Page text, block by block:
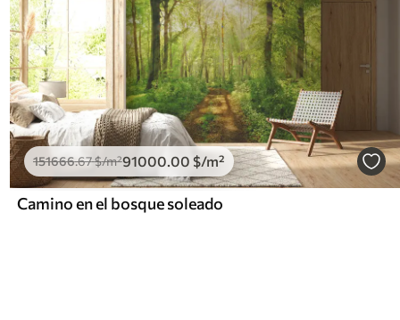
151666.67$/m²91000 .00 $/m²
Camino en el bosque soleado